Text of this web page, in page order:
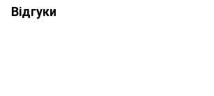
Відгуки